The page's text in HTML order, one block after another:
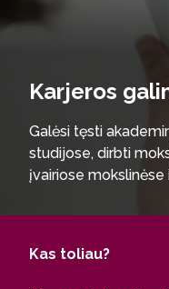
Karjeros
Galėsi tęsti
studijose, dirbti
įvairiose
laboratorine įranga
užsiimančiose tiek
Kas toliau?